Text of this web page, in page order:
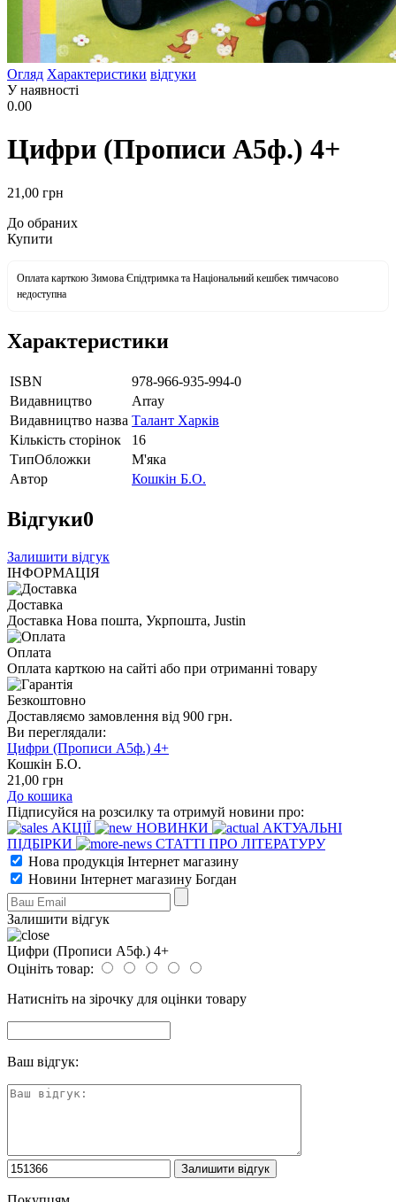
Огляд Характеристики відгуки
У наявності
0.00
Цифри (Прописи А5ф.) 4+
21 ,00 грн
До обраних
Купити
Оплата карткою Зимова Єпідтримка та Національний кешбек тимчасово
недоступна
Характеристики
ISBN
978-966-935-994-0
Видавництво
Array
Видавництво назва Талант Харків
Кількість сторінок
16
ТипОбложки
М'яка
Автор
Кошкін Б.О.
Відгуки0
Залишити відгук
ІНФОРМАЦІЯ
Доставка
Доставка Нова пошта, Укрпошта, Justin
Оплата
Оплата карткою на сайті або при отриманні товару
Безкоштовно
Доставляємо замовлення від 900 грн.
Ви переглядали:
Цифри (Прописи А5ф.) 4+
Кошкін Б.О.
21 ,00 грн
До кошика
Підписуйся на розсилку та отримуй новини про:
АКЦІЇ
НОВИНКИ
АКТУАЛЬНІ
ПІДБІРКИ
СТАТТІ ПРО ЛІТЕРАТУРУ
Нова продукція Інтернет магазину
Новини Інтернет магазину Богдан
Залишити відгук
Цифри (Прописи А5ф.) 4+
Оцініть товар:
Натисніть на зірочку для оцінки товару
Ваш відгук: